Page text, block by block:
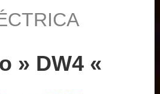
» DW4 «